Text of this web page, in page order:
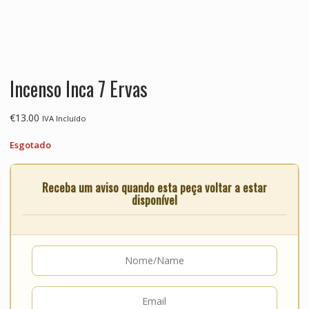
Incenso Inca 7 Ervas
€13.00 IVA Incluído
Esgotado
Receba um aviso quando esta peça voltar a estar
disponível